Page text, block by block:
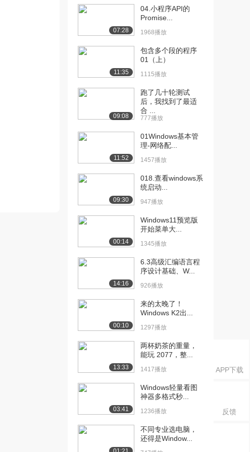
APP下载
反馈
[12] 2.4二进制的算术运算
06:15
[13] 2.5无符号数和有符号
05:53
[14] 2.5无符号数和有符号
05:57
数（上）
数（下）
（上）
（下）
[19] 2.8-01世界中的图片
声音和视频...
[20] 2.8-01世界中的图片
声音和视频...
3134播放
[21] 2.9条形码
09:29
[23] 3.2算法的描述（上） 05:48
07:28
04.小程序API的
Promise...
1968播放
11:35
包含多个段的程序
01（上）
1115播放
09:08
跑了几十轮测试
后，我找到了最适
合 ...
777播放
11:52
01Windows基本管
理-网络配...
1457播放
09:30
018.查看windows系
统启动...
947播放
00:14
Windows11预览版
开始菜单大...
1345播放
14:16
6.3高级汇编语言程
序设计基础、W...
926播放
00:10
来的太晚了！
Windows K2出...
1297播放
13:33
两杯奶茶的重量，
能玩 2077，整...
1417播放
03:41
Windows轻量看图
神器多格式秒...
1236播放
不同专业选电脑，
还得是Window...